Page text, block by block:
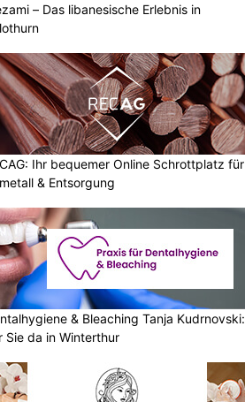
– Das libanesische Erlebnis in
Ihr bequemer Online Schrottplatz für
& Entsorgung
& Bleaching Tanja Kudrnovski:
Sie da in Winterthur